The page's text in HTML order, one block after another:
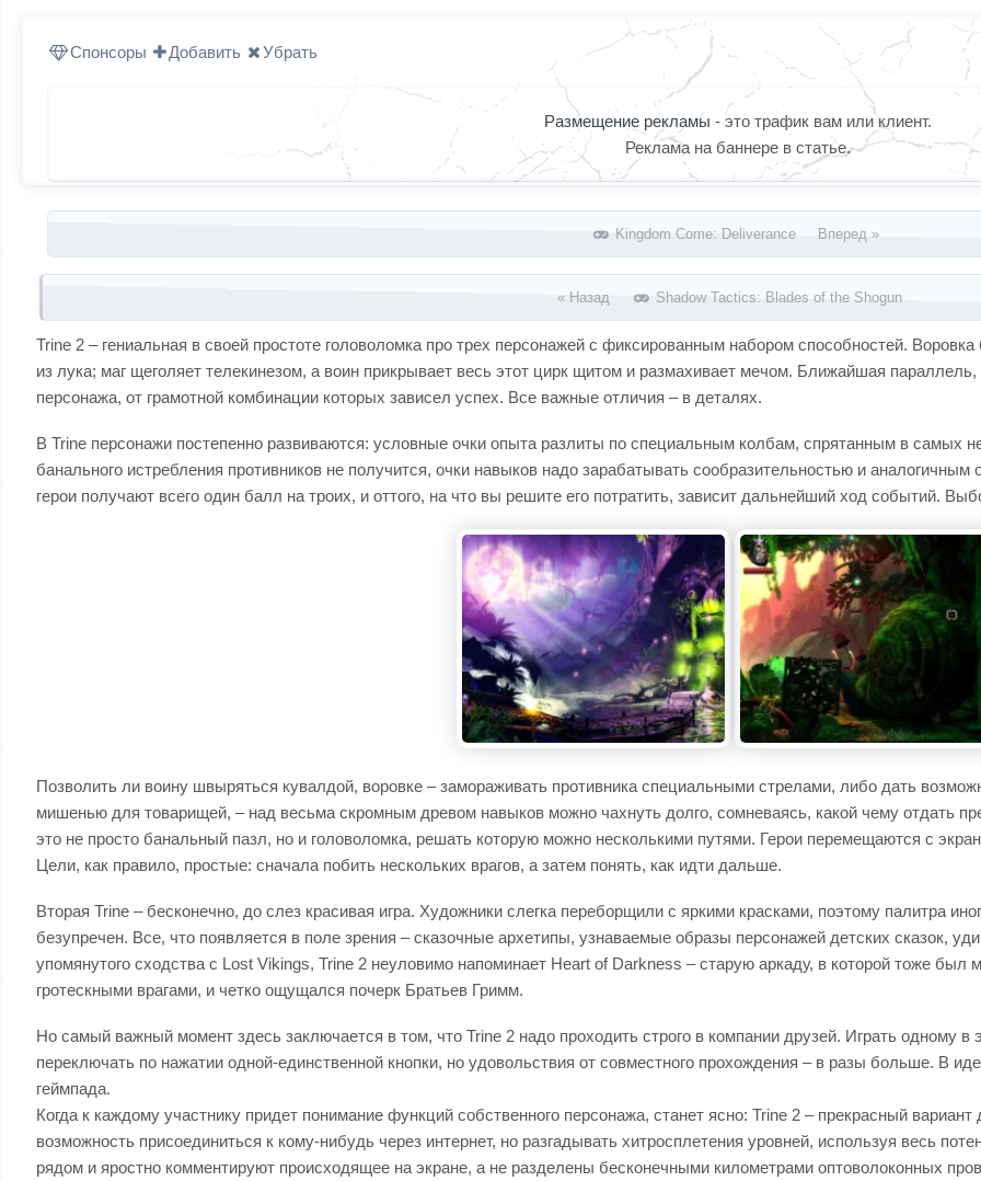
Спонсоры Добавить Убрать
Размещение рекламы - это трафик вам или клиент.
Реклама на баннере в статье.
Запись навигация
Kingdom Come: Deliverance Вперед »
« Назад Shadow Tactics: Blades of the Shogun
Trine 2 – гениальная в своей простоте головоломка про трех персонажей с фиксированным набором способностей.
из лука; маг щеголяет телекинезом, а воин прикрывает весь этот цирк щитом и размахивает мечом. Ближайшая
персонажа, от грамотной комбинации которых зависел успех. Все важные отличия – в деталях.
В Trine персонажи постепенно развиваются: условные очки опыта разлиты по специальным колбам, спрятанным в самых
банального истребления противников не получится, очки навыков надо зарабатывать сообразительностью и
герои получают всего один балл на троих, и оттого, на что вы решите его потратить, зависит дальнейший ход событий.
Позволить ли воину швыряться кувалдой, воровке – замораживать противника специальными стрелами, либо дать
мишенью для товарищей, – над весьма скромным древом навыков можно чахнуть долго, сомневаясь, какой чему отдать
это не просто банальный пазл, но и головоломка, решать которую можно несколькими путями. Герои перемещаются с
Цели, как правило, простые: сначала побить нескольких врагов, а затем понять, как идти дальше.
Вторая Trine – бесконечно, до слез красивая игра. Художники слегка переборщили с яркими красками, поэтому палитра
безупречен. Все, что появляется в поле зрения – сказочные архетипы, узнаваемые образы персонажей детских сказок,
упомянутого сходства с Lost Vikings, Trine 2 неуловимо напоминает Heart of Darkness – старую аркаду, в которой тоже
гротескными врагами, и четко ощущался почерк Братьев Гримм.
Но самый важный момент здесь заключается в том, что Trine 2 надо проходить строго в компании друзей. Играть одному
переключать по нажатии одной-единственной кнопки, но удовольствия от совместного прохождения – в разы больше. В
геймпада.
Когда к каждому участнику придет понимание функций собственного персонажа, станет ясно: Trine 2 – прекрасный
возможность присоединиться к кому-нибудь через интернет, но разгадывать хитросплетения уровней, используя весь
рядом и яростно комментируют происходящее на экране, а не разделены бесконечными километрами оптоволоконных